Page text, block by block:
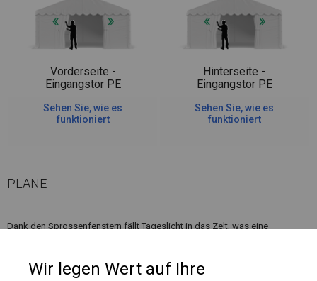
Vorderseite -
Eingangstor PE
Sehen Sie, wie es
funktioniert
Hinterseite -
Eingangstor PE
Sehen Sie, wie es
funktioniert
PLANE
Dank den Sprossenfenstern fällt Tageslicht in das Zelt, was eine
Wir legen Wert auf Ihre